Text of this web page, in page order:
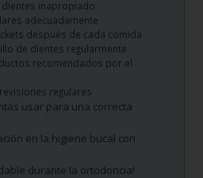
dientes inapropiado
adecuadamente
después de cada comida
de dientes regularmente
recomendados por el
regulares
usar para una correcta
en la higiene bucal con
durante la ortodoncia!